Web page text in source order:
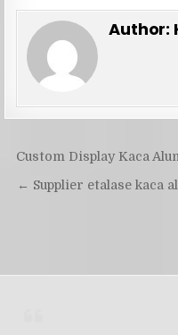
Author:
Navigasi
pos
Custom Display Kaca
← Supplier etalase kaca